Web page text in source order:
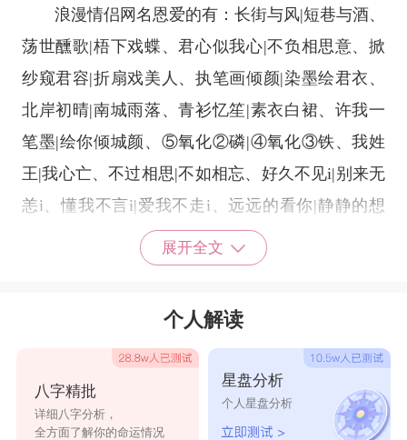
浪漫情侣网名恩爱的有：长街与风|短巷与酒、
荡世醺歌|梧下戏蝶、君心似我心|不负相思意、掀
纱窥君容|折扇戏美人、执笔画倾颜|染墨绘君衣、
北岸初晴|南城雨落、青衫忆笙|素衣白裙、许我一
笔墨|绘你倾城颜、⑤氧化②磷|④氧化③铁、我姓
王|我心亡、不过相思|不如相忘、好久不见i|别来无
恙i、懂我不言i|爱我不走i、远远的看你|静静的想
你、北港初晴|南岸陌阴、止于终老/| 囚我终老/、
天堂路难前往|爱与恨两相忘、南巷清风|北巷浊
浪漫情侣网名经典的有：去看海吧|去海边吧、
真的用了心 | 真的动了情、烛剪碎哀愁| 风吹散承
诺、盯着作业唱征服|盯着贞子唱忐忑、一生不离 |
展开全文
个人解读
八字精批
详细八字分析，
全方面了解你的命运情况
星盘分析
个人星盘分析